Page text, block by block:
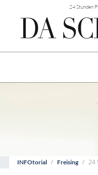
24 Stunden
INFOtorial Freising
24